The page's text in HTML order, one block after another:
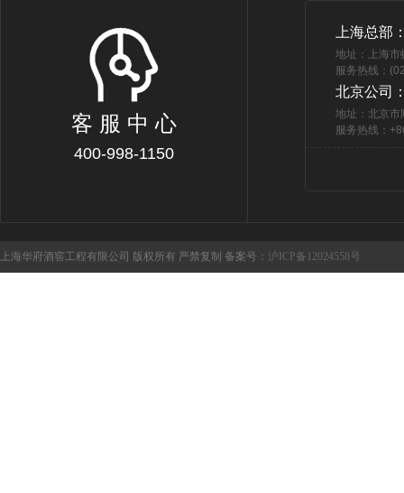
客 服 中 心
400-998-1150
上海总部
地址：上海
服务热线：
北京公司
地址：北京市
服务热线：
上海华府酒窖工程有限公司 版权所有 严禁复制 备案号： 沪ICP备12024558号